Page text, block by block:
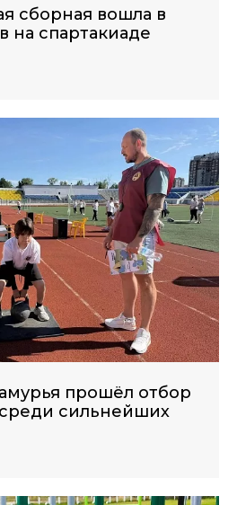
сборная вошла в
на спартакиаде
прошёл отбор
сильнейших